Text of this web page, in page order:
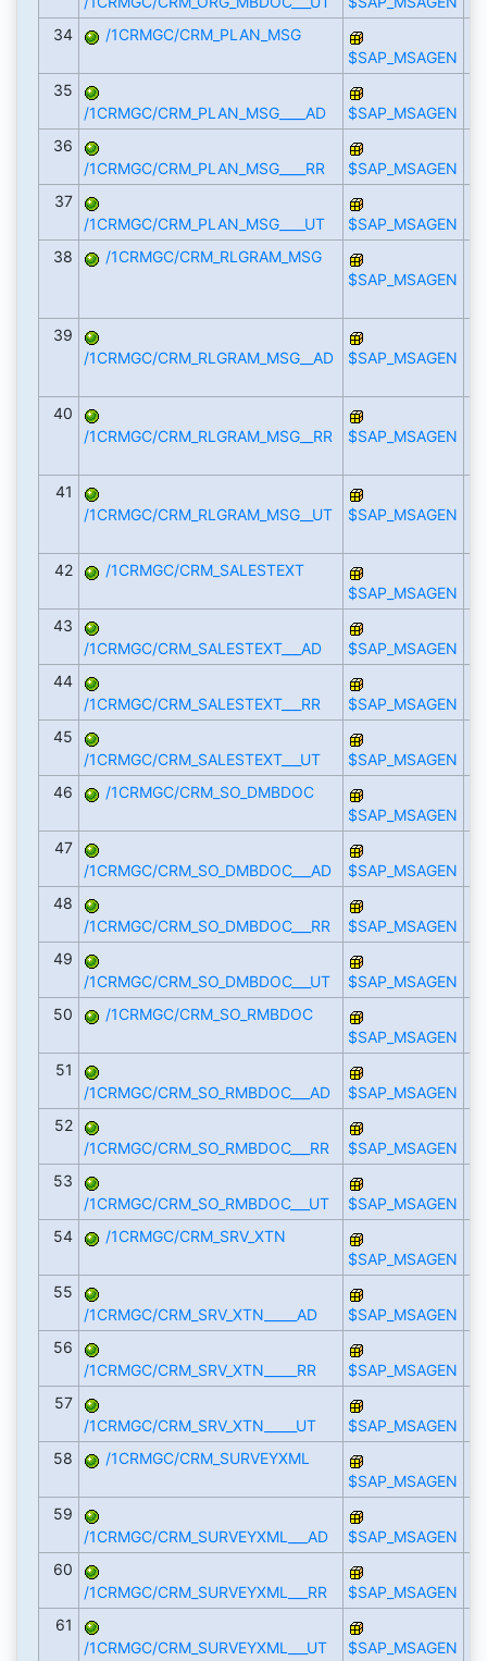
34
/1CRMGC/CRM_PLAN_MSG
$SAP_MSAGEN
35
/1CRMGC/CRM_PLAN_MSG____AD
$SAP_MSAGEN
36
/1CRMGC/CRM_PLAN_MSG____RR
$SAP_MSAGEN
37
/1CRMGC/CRM_PLAN_MSG____UT
$SAP_MSAGEN
38
/1CRMGC/CRM_RLGRAM_MSG
$SAP_MSAGEN
39
/1CRMGC/CRM_RLGRAM_MSG__AD
$SAP_MSAGEN
40
/1CRMGC/CRM_RLGRAM_MSG__RR
$SAP_MSAGEN
41
/1CRMGC/CRM_RLGRAM_MSG__UT
$SAP_MSAGEN
42
/1CRMGC/CRM_SALESTEXT
$SAP_MSAGEN
43
/1CRMGC/CRM_SALESTEXT___AD
$SAP_MSAGEN
44
/1CRMGC/CRM_SALESTEXT___RR
$SAP_MSAGEN
45
/1CRMGC/CRM_SALESTEXT___UT
$SAP_MSAGEN
46
/1CRMGC/CRM_SO_DMBDOC
$SAP_MSAGEN
47
/1CRMGC/CRM_SO_DMBDOC___AD
$SAP_MSAGEN
48
/1CRMGC/CRM_SO_DMBDOC___RR
$SAP_MSAGEN
49
/1CRMGC/CRM_SO_DMBDOC___UT
$SAP_MSAGEN
50
/1CRMGC/CRM_SO_RMBDOC
$SAP_MSAGEN
51
/1CRMGC/CRM_SO_RMBDOC___AD
$SAP_MSAGEN
52
/1CRMGC/CRM_SO_RMBDOC___RR
$SAP_MSAGEN
53
/1CRMGC/CRM_SO_RMBDOC___UT
$SAP_MSAGEN
54
/1CRMGC/CRM_SRV_XTN
$SAP_MSAGEN
55
/1CRMGC/CRM_SRV_XTN_____AD
$SAP_MSAGEN
56
/1CRMGC/CRM_SRV_XTN_____RR
$SAP_MSAGEN
57
/1CRMGC/CRM_SRV_XTN_____UT
$SAP_MSAGEN
58
/1CRMGC/CRM_SURVEYXML
$SAP_MSAGEN
59
/1CRMGC/CRM_SURVEYXML___AD
$SAP_MSAGEN
60
/1CRMGC/CRM_SURVEYXML___RR
$SAP_MSAGEN
61
/1CRMGC/CRM_SURVEYXML___UT
$SAP_MSAGEN